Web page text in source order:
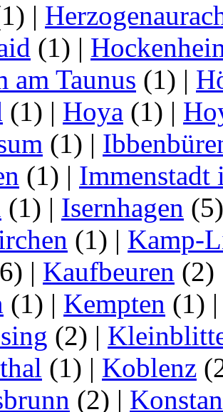
|
(1) |
am Taunus (1) |
(1) | Hoya (1) |
(1) |
(1) | Immenstadt
(1) | Isernhagen
(1) | Kamp-
| Kaufbeuren (2)
(1) | Kempten (1)
(2) |
(1) | Koblenz
(2) |